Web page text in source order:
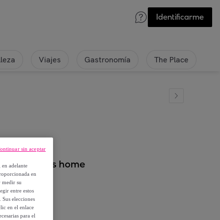
Identificarme
Viajes Gastronomía The Place
scalpers home
adelante
en
medir su
entre estos
elecciones
en el enlace
para el
sin aceptar